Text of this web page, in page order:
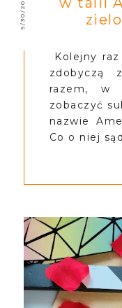
5/30/2022
Kolejny
zdobyczą
razem, w
zobaczyć
nazwie
Co o niej